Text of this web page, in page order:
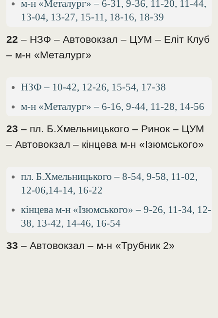
м-н «Металург» – 6-31, 9-36, 11-20, 11-44,
13-04, 13-27, 15-11, 18-16, 18-39
22 – НЗФ – Автовокзал – ЦУМ – Еліт Клуб
– м-н «Металург»
НЗФ – 10-42, 12-26, 15-54, 17-38
м-н «Металург» – 6-16, 9-44, 11-28, 14-56
23 – пл. Б.Хмельницького – Ринок – ЦУМ
– Автовокзал – кінцева м-н «Ізюмського»
пл. Б.Хмельницького – 8-54, 9-58, 11-02,
12-06,14-14, 16-22
кінцева м-н «Ізюмського» – 9-26, 11-34, 12-
38, 13-42, 14-46, 16-54
33 – Автовокзал – м-н «Трубник 2»